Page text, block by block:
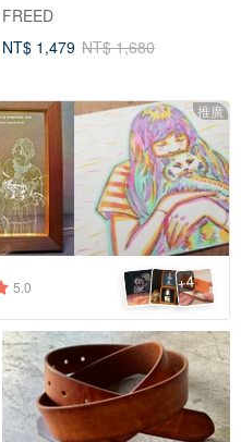
FREED
NT$ 1,479 NT$ 1,680
推廣
5.0 +4